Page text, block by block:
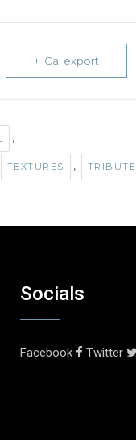
+ iCal export
,
TEXTURES , TRIBUTE
Socials
Facebook Twitter